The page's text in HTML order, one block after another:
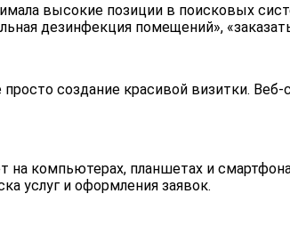
высокие позиции в поисковых
дезинфекция помещений»,
создание красивой визитки.
на компьютерах, планшетах и
услуг и оформления заявок.